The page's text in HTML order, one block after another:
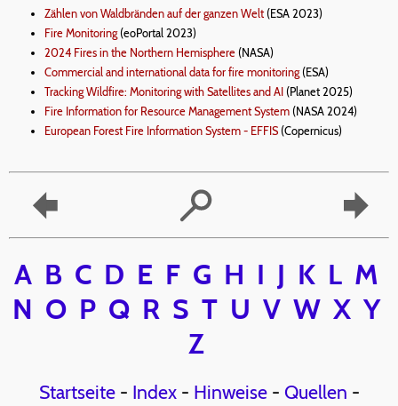
Zählen von Waldbränden auf der ganzen Welt(ESA 2023)
Fire Monitoring(eoPortal 2023)
2024 Fires in the Northern Hemisphere (NASA)
Commercial and international data for fire monitoring (ESA)
Tracking Wildfire: Monitoring with Satellites and AI (Planet 2025)
Fire Information for Resource Management System (NASA 2024)
European Forest Fire Information System - EFFIS (Copernicus)
A B C D E F G H I J K L M
N O P Q R S T U V W X Y
Z
Startseite- Index- Hinweise- Quellen -